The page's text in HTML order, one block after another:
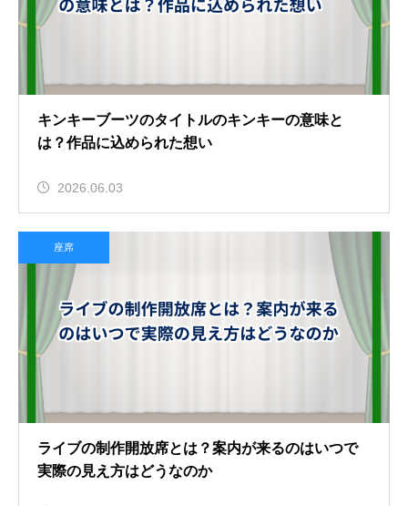
キンキーブーツのタイトルのキンキーの意味と
は？作品に込められた想い
2026.06.03
座席
ライブの制作開放席とは？案内が来るのはいつで
実際の見え方はどうなのか